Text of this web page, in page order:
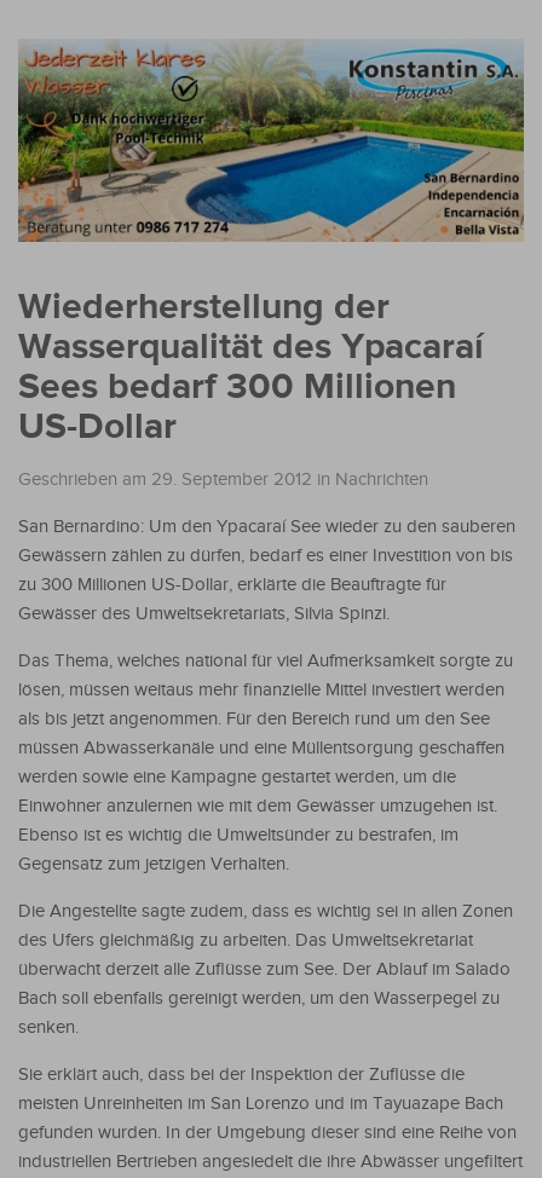
Wiederherstellung der
Wasserqualität des Ypacaraí
Sees bedarf 300 Millionen
US-Dollar
Geschrieben am 29. September 2012 in Nachrichten
San Bernardino: Um den Ypacaraí See wieder zu den sauberen
Gewässern zählen zu dürfen, bedarf es einer Investition von bis
zu 300 Millionen US-Dollar, erklärte die Beauftragte für
Gewässer des Umweltsekretariats, Silvia Spinzi.
Das Thema, welches national für viel Aufmerksamkeit sorgte zu
lösen, müssen weitaus mehr finanzielle Mittel investiert werden
als bis jetzt angenommen. Für den Bereich rund um den See
müssen Abwasserkanäle und eine Müllentsorgung geschaffen
werden sowie eine Kampagne gestartet werden, um die
Einwohner anzulernen wie mit dem Gewässer umzugehen ist.
Ebenso ist es wichtig die Umweltsünder zu bestrafen, im
Gegensatz zum jetzigen Verhalten.
Die Angestellte sagte zudem, dass es wichtig sei in allen Zonen
des Ufers gleichmäßig zu arbeiten. Das Umweltsekretariat
überwacht derzeit alle Zuflüsse zum See. Der Ablauf im Salado
Bach soll ebenfalls gereinigt werden, um den Wasserpegel zu
senken.
Sie erklärt auch, dass bei der Inspektion der Zuflüsse die
meisten Unreinheiten im San Lorenzo und im Tayuazape Bach
gefunden wurden. In der Umgebung dieser sind eine Reihe von
industriellen Bertrieben angesiedelt die ihre Abwässer ungefiltert